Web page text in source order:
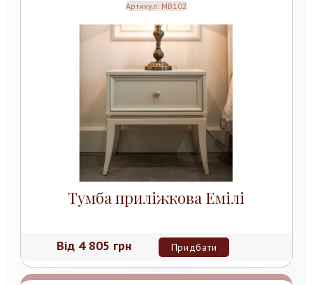
Артикул: MB102
Тумба приліжкова Емілі
Від 4 805 грн Придбати